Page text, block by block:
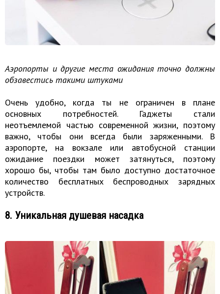
Аэропорты и другие места ожидания точно должны
обзавестись такими штуками
Очень удобно, когда ты не ограничен в плане
основных потребностей. Гаджеты стали
неотъемлемой частью современной жизни, поэтому
важно, чтобы они всегда были заряженными. В
аэропорте, на вокзале или автобусной станции
ожидание поездки может затянуться, поэтому
хорошо бы, чтобы там было доступно достаточное
количество бесплатных беспроводных зарядных
устройств.
8. Уникальная душевая насадка